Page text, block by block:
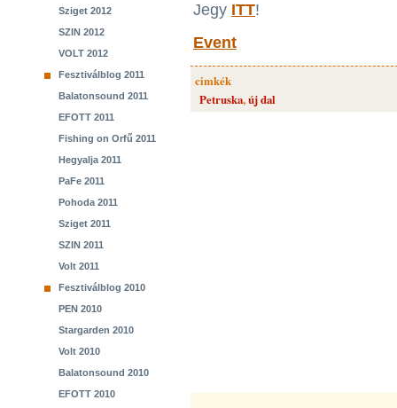
Sziget 2012
SZIN 2012
VOLT 2012
Fesztiválblog 2011
Balatonsound 2011
EFOTT 2011
Fishing on Orfű 2011
Hegyalja 2011
PaFe 2011
Pohoda 2011
Sziget 2011
SZIN 2011
Volt 2011
Fesztiválblog 2010
PEN 2010
Stargarden 2010
Volt 2010
Balatonsound 2010
EFOTT 2010
Jegy ITT!
Event
cimkék
Petruska,új dal